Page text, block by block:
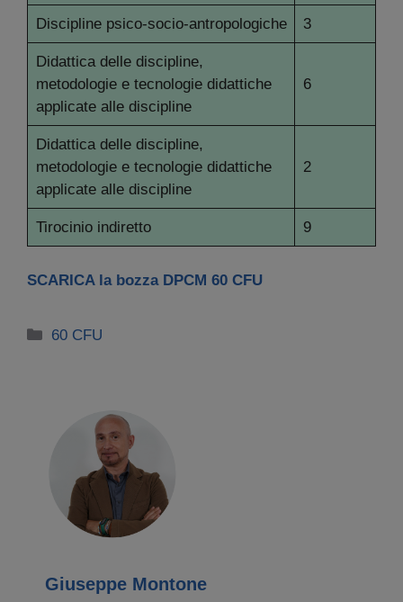
Discipline psico-socio-antropologiche 3
Didattica delle discipline,
metodologie e tecnologie didattiche
applicate alle discipline
6
Didattica delle discipline,
metodologie e tecnologie didattiche
applicate alle discipline
2
Tirocinio indiretto 9
SCARICA la bozza DPCM 60 CFU
Categorie
60 CFU
Giuseppe Montone